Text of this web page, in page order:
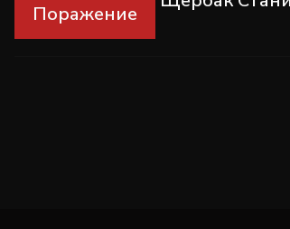
Поражение